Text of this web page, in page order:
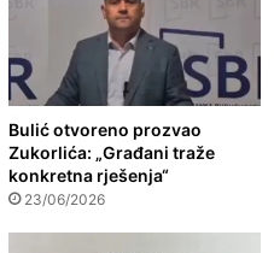
Bulić otvoreno prozvao
Zukorlića: „Građani traže
konkretna rješenja“
23/06/2026